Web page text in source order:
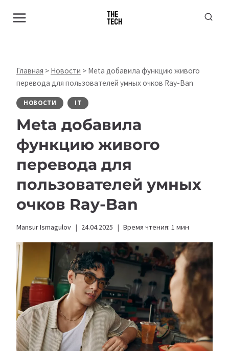
Главная > Новости > Meta добавила функцию живого
перевода для пользователей умных очков Ray-Ban
НОВОСТИ IT
Meta добавила
функцию живого
перевода для
пользователей умных
очков Ray-Ban
Mansur Ismagulov 24.04.2025 Время чтения: 1 мин